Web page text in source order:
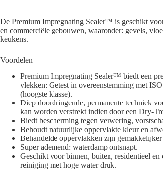
De Premium Impregnating Sealer™ is geschikt
en commerciële gebouwen, waaronder: gevels,
keukens.
Voordelen
Premium Impregnating Sealer™ biedt een
vlekken: Getest in overeenstemming met
(hoogste klasse).
Diep doordringende, permanente techniek
kan worden verstrekt indien door een Dry-
Biedt bescherming tegen verwering,
Behoudt natuurlijke oppervlakte kleur en
Behandelde oppervlakken zijn
Super ademend: waterdamp ontsnapt.
Geschikt voor binnen, buiten, residentieel
reiniging met hoge water druk.